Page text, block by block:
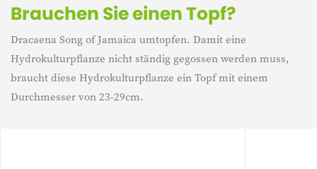
Brauchen Sie einen Topf?
Dracaena Song of Jamaica umtopfen. Damit eine
Hydrokulturpflanze nicht ständig gegossen werden muss,
braucht diese Hydrokulturpflanze ein Topf mit einem
Durchmesser von 23-29cm.